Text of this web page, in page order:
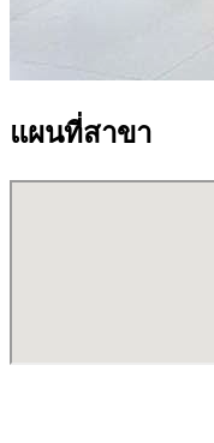
แผนที่สาขา